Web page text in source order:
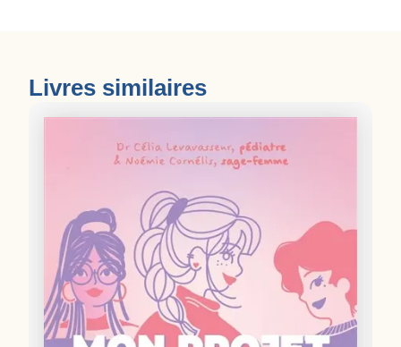
Livres similaires